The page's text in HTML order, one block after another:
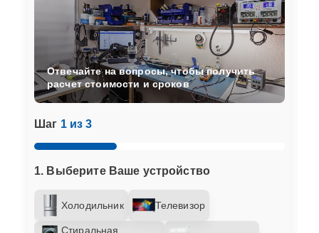
Шаг 1 из 3
1. Выберите Ваше устройство
Холодильник Телевизор
Стиральная
Отвечайте на вопросы, чтобы получить
расчет стоимости и сроков